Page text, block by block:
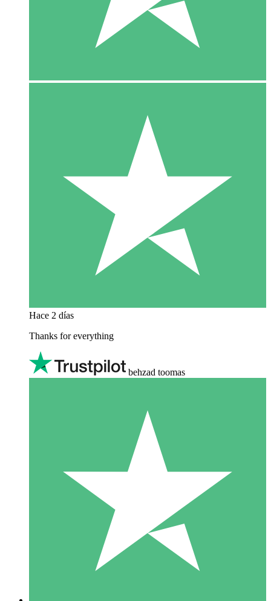
Hace 2 días
Thanks for everything
behzad toomas